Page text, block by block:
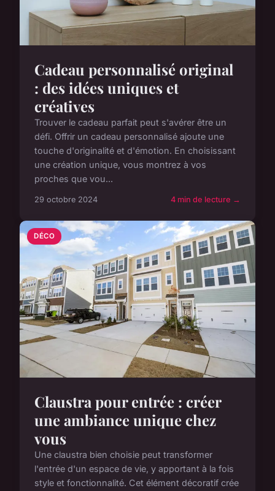
Cadeau personnalisé original
: des idées uniques et
créatives
Trouver le cadeau parfait peut s'avérer être un
défi. Offrir un cadeau personnalisé ajoute une
touche d'originalité et d'émotion. En choisissant
une création unique, vous montrez à vos
proches que vou...
29 octobre 2024 4 min de lecture →
DÉCO
Claustra pour entrée : créer
une ambiance unique chez
vous
Une claustra bien choisie peut transformer
l'entrée d'un espace de vie, y apportant à la fois
style et fonctionnalité. Cet élément décoratif crée